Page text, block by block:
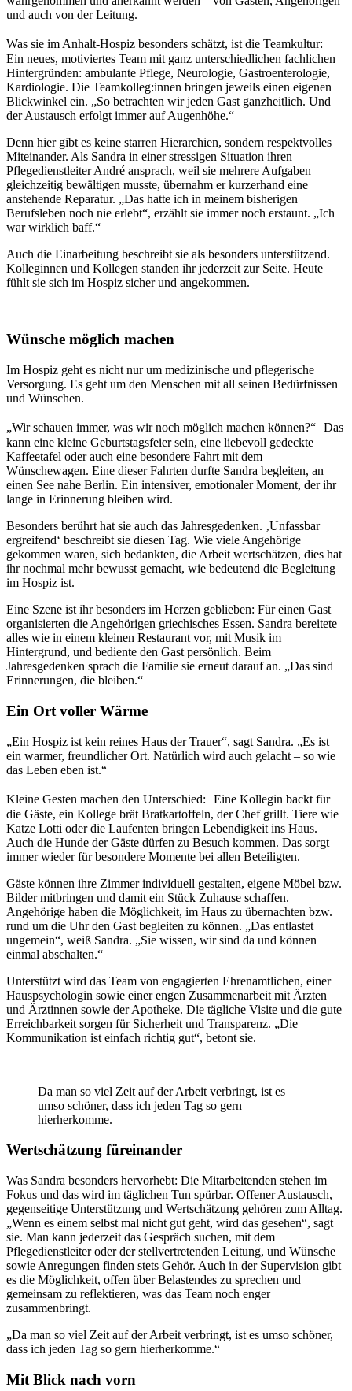
und auch von der Leitung.
Was sie im Anhalt-Hospiz besonders schätzt, ist die Teamkultur:
Ein neues, motiviertes Team mit ganz unterschiedlichen fachlichen
Hintergründen: ambulante Pflege, Neurologie, Gastroenterologie,
Kardiologie. Die Teamkolleg:innen bringen jeweils einen eigenen
Blickwinkel ein. „So betrachten wir jeden Gast ganzheitlich. Und
der Austausch erfolgt immer auf Augenhöhe.“
Denn hier gibt es keine starren Hierarchien, sondern respektvolles
Miteinander. Als Sandra in einer stressigen Situation ihren
Pflegedienstleiter André ansprach, weil sie mehrere Aufgaben
gleichzeitig bewältigen musste, übernahm er kurzerhand eine
anstehende Reparatur. „Das hatte ich in meinem bisherigen
Berufsleben noch nie erlebt“, erzählt sie immer noch erstaunt. „Ich
war wirklich baff.“
Auch die Einarbeitung beschreibt sie als besonders unterstützend.
Kolleginnen und Kollegen standen ihr jederzeit zur Seite. Heute
fühlt sie sich im Hospiz sicher und angekommen.
Wünsche möglich machen
Im Hospiz geht es nicht nur um medizinische und pflegerische
Versorgung. Es geht um den Menschen mit all seinen Bedürfnissen
und Wünschen.
„Wir schauen immer, was wir noch möglich machen können?“ Das
kann eine kleine Geburtstagsfeier sein, eine liebevoll gedeckte
Kaffeetafel oder auch eine besondere Fahrt mit dem
Wünschewagen. Eine dieser Fahrten durfte Sandra begleiten, an
einen See nahe Berlin. Ein intensiver, emotionaler Moment, der ihr
lange in Erinnerung bleiben wird.
Besonders berührt hat sie auch das Jahresgedenken. ‚Unfassbar
ergreifend‘ beschreibt sie diesen Tag. Wie viele Angehörige
gekommen waren, sich bedankten, die Arbeit wertschätzen, dies hat
ihr nochmal mehr bewusst gemacht, wie bedeutend die Begleitung
im Hospiz ist.
Eine Szene ist ihr besonders im Herzen geblieben: Für einen Gast
organisierten die Angehörigen griechisches Essen. Sandra bereitete
alles wie in einem kleinen Restaurant vor, mit Musik im
Hintergrund, und bediente den Gast persönlich. Beim
Jahresgedenken sprach die Familie sie erneut darauf an. „Das sind
Erinnerungen, die bleiben.“
Ein Ort voller Wärme
„Ein Hospiz ist kein reines Haus der Trauer“, sagt Sandra. „Es ist
ein warmer, freundlicher Ort. Natürlich wird auch gelacht – so wie
das Leben eben ist.“
Kleine Gesten machen den Unterschied: Eine Kollegin backt für
die Gäste, ein Kollege brät Bratkartoffeln, der Chef grillt. Tiere wie
Katze Lotti oder die Laufenten bringen Lebendigkeit ins Haus.
Auch die Hunde der Gäste dürfen zu Besuch kommen. Das sorgt
immer wieder für besondere Momente bei allen Beteiligten.
Gäste können ihre Zimmer individuell gestalten, eigene Möbel bzw.
Bilder mitbringen und damit ein Stück Zuhause schaffen.
Angehörige haben die Möglichkeit, im Haus zu übernachten bzw.
rund um die Uhr den Gast begleiten zu können. „Das entlastet
ungemein“, weiß Sandra. „Sie wissen, wir sind da und können
einmal abschalten.“
Unterstützt wird das Team von engagierten Ehrenamtlichen, einer
Hauspsychologin sowie einer engen Zusammenarbeit mit Ärzten
und Ärztinnen sowie der Apotheke. Die tägliche Visite und die gute
Erreichbarkeit sorgen für Sicherheit und Transparenz. „Die
Kommunikation ist einfach richtig gut“, betont sie.
Da man so viel Zeit auf der Arbeit verbringt, ist es
umso schöner, dass ich jeden Tag so gern
hierherkomme.
Wertschätzung füreinander
Was Sandra besonders hervorhebt: Die Mitarbeitenden stehen im
Fokus und das wird im täglichen Tun spürbar. Offener Austausch,
gegenseitige Unterstützung und Wertschätzung gehören zum Alltag.
„Wenn es einem selbst mal nicht gut geht, wird das gesehen“, sagt
sie. Man kann jederzeit das Gespräch suchen, mit dem
Pflegedienstleiter oder der stellvertretenden Leitung, und Wünsche
sowie Anregungen finden stets Gehör. Auch in der Supervision gibt
es die Möglichkeit, offen über Belastendes zu sprechen und
gemeinsam zu reflektieren, was das Team noch enger
zusammenbringt.
„Da man so viel Zeit auf der Arbeit verbringt, ist es umso schöner,
dass ich jeden Tag so gern hierherkomme.“
Mit Blick nach vorn